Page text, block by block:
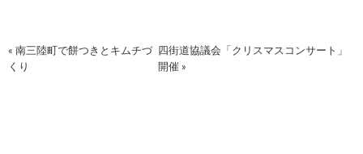
« 南三陸町で餅つきとキムチづ
くり
四街道協議会「クリスマスコンサート」
開催 »